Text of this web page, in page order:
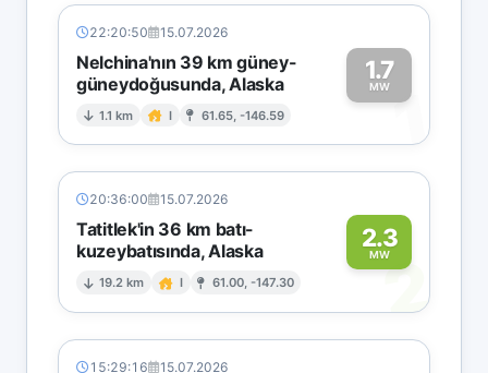
22:20:50 15.07.2026
Nelchina'nın 39 km güney-
güneydoğusunda, Alaska
1.1 km I 61.65, -146.59
1.7
MW1
20:36:00 15.07.2026
Tatitlek'in 36 km batı-
kuzeybatısında, Alaska
19.2 km I 61.00, -147.30
2.3
MW2
15:29:16 15.07.2026